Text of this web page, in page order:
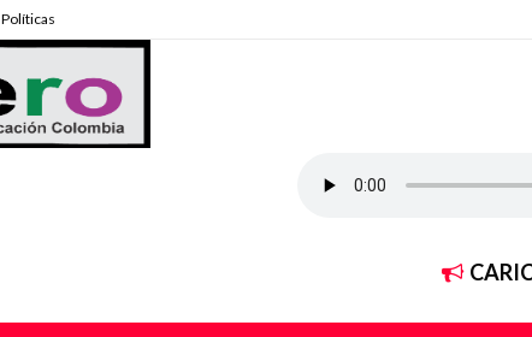
Políticas